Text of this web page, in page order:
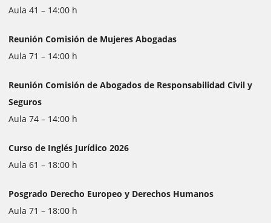
Aula 41 – 14:00 h
Reunión Comisión de Mujeres Abogadas
Aula 71 – 14:00 h
Reunión Comisión de Abogados de Responsabilidad Civil y
Seguros
Aula 74 – 14:00 h
Curso de Inglés Jurídico 2026
Aula 61 – 18:00 h
Posgrado Derecho Europeo y Derechos Humanos
Aula 71 – 18:00 h